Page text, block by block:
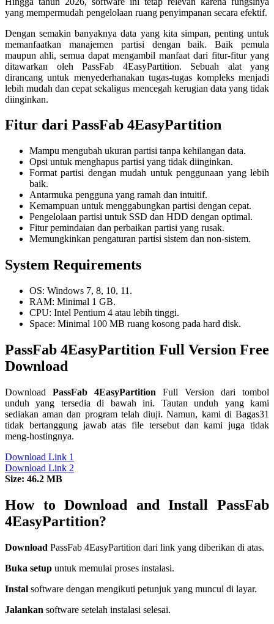
yang mempermudah pengelolaan ruang penyimpanan secara efektif.
Dengan semakin banyaknya data yang kita simpan, penting untuk
memanfaatkan manajemen partisi dengan baik. Baik pemula
maupun ahli, semua dapat mengambil manfaat dari fitur-fitur yang
ditawarkan oleh PassFab 4EasyPartition. Sebuah alat yang
dirancang untuk menyederhanakan tugas-tugas kompleks menjadi
lebih mudah dan cepat sekaligus mencegah kerugian data yang tidak
diinginkan.
Fitur dari PassFab 4EasyPartition
Mampu mengubah ukuran partisi tanpa kehilangan data.
Opsi untuk menghapus partisi yang tidak diinginkan.
Format partisi dengan mudah untuk penggunaan yang lebih
baik.
Antarmuka pengguna yang ramah dan intuitif.
Kemampuan untuk menggabungkan partisi dengan cepat.
Pengelolaan partisi untuk SSD dan HDD dengan optimal.
Fitur pemindaian dan perbaikan partisi yang rusak.
Memungkinkan pengaturan partisi sistem dan non-sistem.
System Requirements
OS: Windows 7, 8, 10, 11.
RAM: Minimal 1 GB.
CPU: Intel Pentium 4 atau lebih tinggi.
Space: Minimal 100 MB ruang kosong pada hard disk.
PassFab 4EasyPartition Full Version Free
Download
Download PassFab 4EasyPartition Full Version dari tombol
unduh yang tersedia di bawah ini. Tautan unduh yang kami
sediakan aman dan program telah diuji. Namun, kami di Bagas31
tidak bertanggung jawab atas file tersebut dan kami juga tidak
meng-hostingnya.
Download Link 1
Download Link 2
Size: 46.2 MB
How to Download and Install PassFab
4EasyPartition?
Download PassFab 4EasyPartition dari link yang diberikan di atas.
Buka setup untuk memulai proses instalasi.
Instal software dengan mengikuti petunjuk yang muncul di layar.
Jalankan software setelah instalasi selesai.